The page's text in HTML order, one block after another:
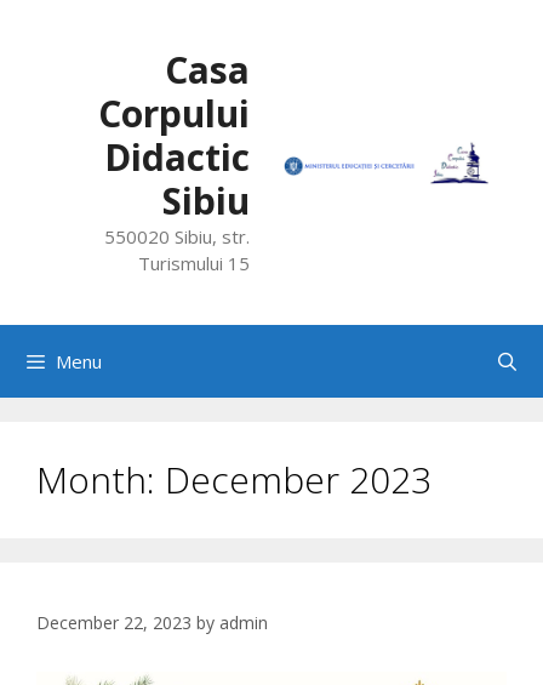
Casa
Corpului
Didactic
Sibiu
550020 Sibiu, str.
Turismului 15
Menu
Month: December 2023
December 22, 2023 by admin